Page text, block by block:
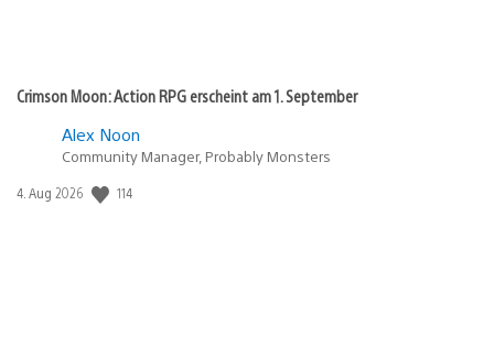
Crimson Moon: Action RPG erscheint am 1. September
Alex Noon
Community Manager, Probably Monsters
Veröffentlichungsdatum:
4. Aug 2026 114